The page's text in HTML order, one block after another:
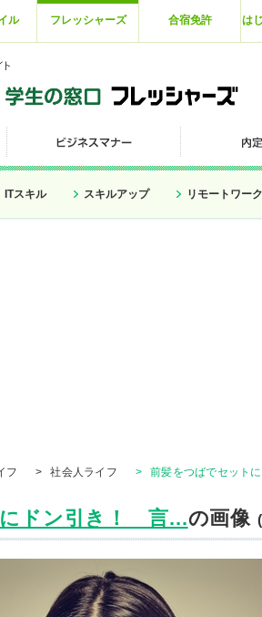
ル フレッシャーズ 合宿免許 は
ITスキル スキルアップ リモートワーク
フ > 社会人ライフ > 前髪をつばでセット
ドン引き！ 言...の画像